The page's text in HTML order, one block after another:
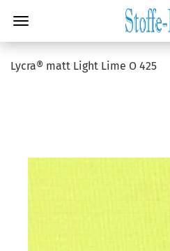
Lycra® matt Light Lime O 425